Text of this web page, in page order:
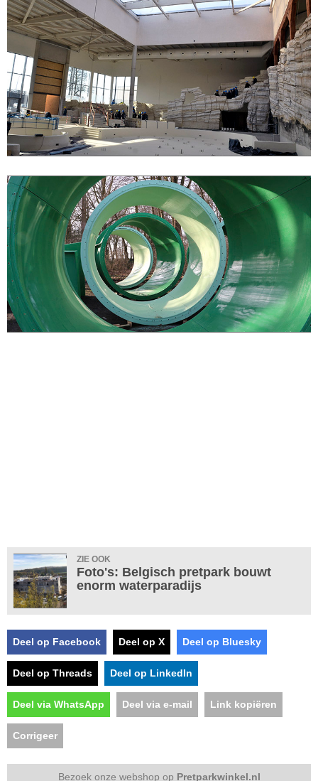
ZIE OOK
Foto's: Belgisch pretpark bouwt
enorm waterparadijs
Deel op Facebook Deel op X Deel op Bluesky
Deel op Threads Deel op LinkedIn
Deel via WhatsApp Deel via e-mail Link kopiëren
Corrigeer
Bezoek onze webshop op Pretparkwinkel.nl